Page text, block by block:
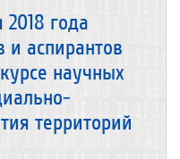
2018 года
и аспирантов
научных
территорий